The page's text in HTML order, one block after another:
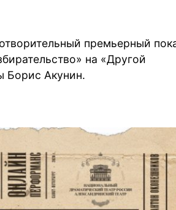
премьерный
на «Другой
Борис Акунин.